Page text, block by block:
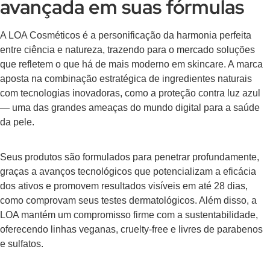
avançada em suas fórmulas
A LOA Cosméticos é a personificação da harmonia perfeita
entre ciência e natureza, trazendo para o mercado soluções
que refletem o que há de mais moderno em skincare. A marca
aposta na combinação estratégica de ingredientes naturais
com tecnologias inovadoras, como a proteção contra luz azul
— uma das grandes ameaças do mundo digital para a saúde
da pele.
Seus produtos são formulados para penetrar profundamente,
graças a avanços tecnológicos que potencializam a eficácia
dos ativos e promovem resultados visíveis em até 28 dias,
como comprovam seus testes dermatológicos. Além disso, a
LOA mantém um compromisso firme com a sustentabilidade,
oferecendo linhas veganas, cruelty-free e livres de parabenos
e sulfatos.